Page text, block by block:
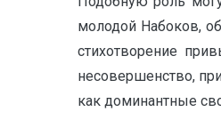
молодой Набоков,
стихотворение
несовершенство,
как доминантные